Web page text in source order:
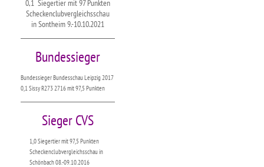
0,1 Siegertier mit 97 Punkten
Scheckenclubvergleichsschau
in Sontheim 9.-10.10.2021
Bundessieger
Bundessieger Bundesschau Leipzig 2017
0,1 Sissy R273 2716 mit 97,5 Punkten
Sieger CVS
1,0 Siegertier mit 97,5 Punkten
Scheckenclubvergleichsschau in
Schönbach 08.-09.10.2016